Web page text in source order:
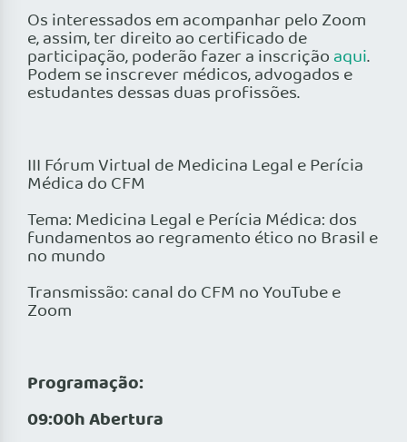
Os interessados em acompanhar pelo Zoom
e, assim, ter direito ao certificado de
participação, poderão fazer a inscriçãoaqui.
Podem se inscrever médicos, advogados e
estudantes dessas duas profissões.
III Fórum Virtual de Medicina Legal e Perícia
Médica do CFM
Tema: Medicina Legal e Perícia Médica: dos
fundamentos ao regramento ético no Brasil e
no mundo
Transmissão: canal do CFM no YouTube e
Zoom
Programação:
09:00hAbertura